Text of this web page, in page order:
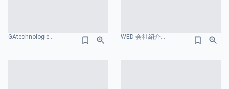
GAtechnologies_Designer_Culture_Deck_会社紹介資料 組織図のスライドデザイン WED 会社紹介資料 組織図のスライドデザイン